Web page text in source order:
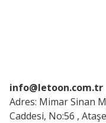
info@letoon.com.tr
Adres: Mimar Sinan
Caddesi, No:56 ,